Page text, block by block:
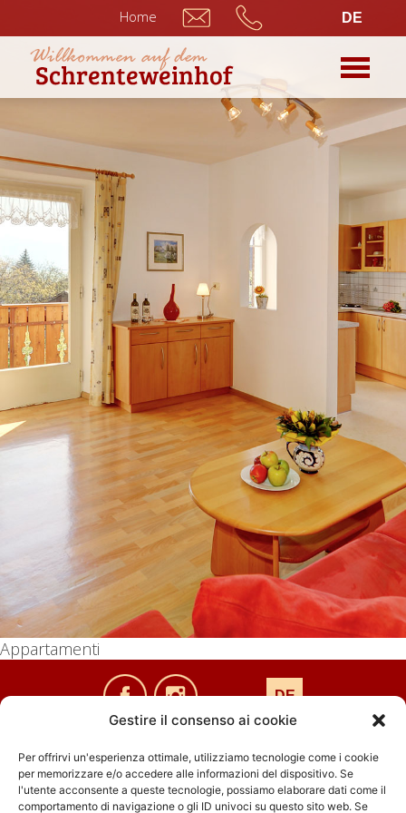
Gestire il consenso ai cookie
Per offrirvi un'esperienza ottimale, utilizziamo tecnologie come i cookie
per memorizzare e/o accedere alle informazioni del dispositivo. Se
l'utente acconsente a queste tecnologie, possiamo elaborare dati come il
comportamento di navigazione o gli ID univoci su questo sito web. Se
Home DE
Appartamenti
DE
Famiglia Karnutsch-Prantl